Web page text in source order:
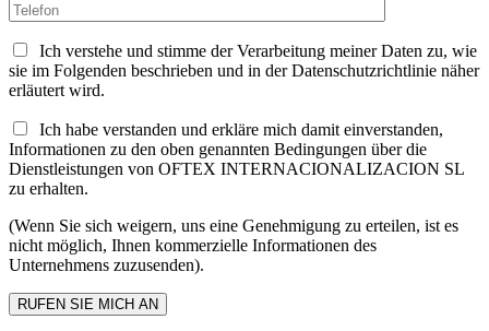
Ich verstehe und stimme der Verarbeitung meiner Daten zu, wie
sie im Folgenden beschrieben und in der Datenschutzrichtlinie näher
erläutert wird.
Ich habe verstanden und erkläre mich damit einverstanden,
Informationen zu den oben genannten Bedingungen über die
Dienstleistungen von OFTEX INTERNACIONALIZACION SL
zu erhalten.
(Wenn Sie sich weigern, uns eine Genehmigung zu erteilen, ist es
nicht möglich, Ihnen kommerzielle Informationen des
Unternehmens zuzusenden).